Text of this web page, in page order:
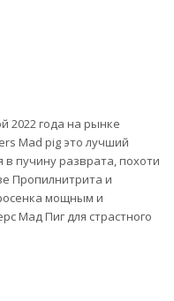
2022 года на рынке
Mad pig это лучший
в пучину разврата, похоти
Пропилнитрита и
мощным и
Мад Пиг для страстного